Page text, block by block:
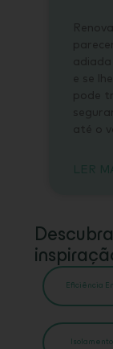
LER
Eficiência